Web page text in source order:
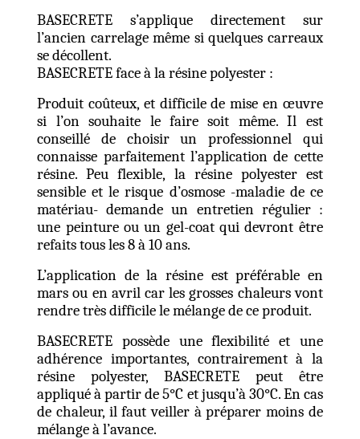
BASECRETE s’applique directement sur
l’ancien carrelage même si quelques carreaux
se décollent.
BASECRETE face à la résine polyester :
Produit coûteux, et difficile de mise en œuvre
si l’on souhaite le faire soit même. Il est
conseillé de choisir un professionnel qui
connaisse parfaitement l’application de cette
résine. Peu flexible, la résine polyester est
sensible et le risque d’osmose -maladie de ce
matériau- demande un entretien régulier :
une peinture ou un gel-coat qui devront être
refaits tous les 8 à 10 ans.
L’application de la résine est préférable en
mars ou en avril car les grosses chaleurs vont
rendre très difficile le mélange de ce produit.
BASECRETE possède une flexibilité et une
adhérence importantes, contrairement à la
résine polyester, BASECRETE peut être
appliqué à partir de 5°C et jusqu’à 30°C. En cas
de chaleur, il faut veiller à préparer moins de
mélange à l’avance.